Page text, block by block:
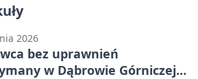
2026
bez uprawnień
w Dąbrowie Górniczej.